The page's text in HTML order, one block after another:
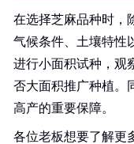
在选择芝麻品种时，
气候条件、土壤特性
进行小面积试种，观
否大面积推广种植。
高产的重要保障。
各位老板想要了解更